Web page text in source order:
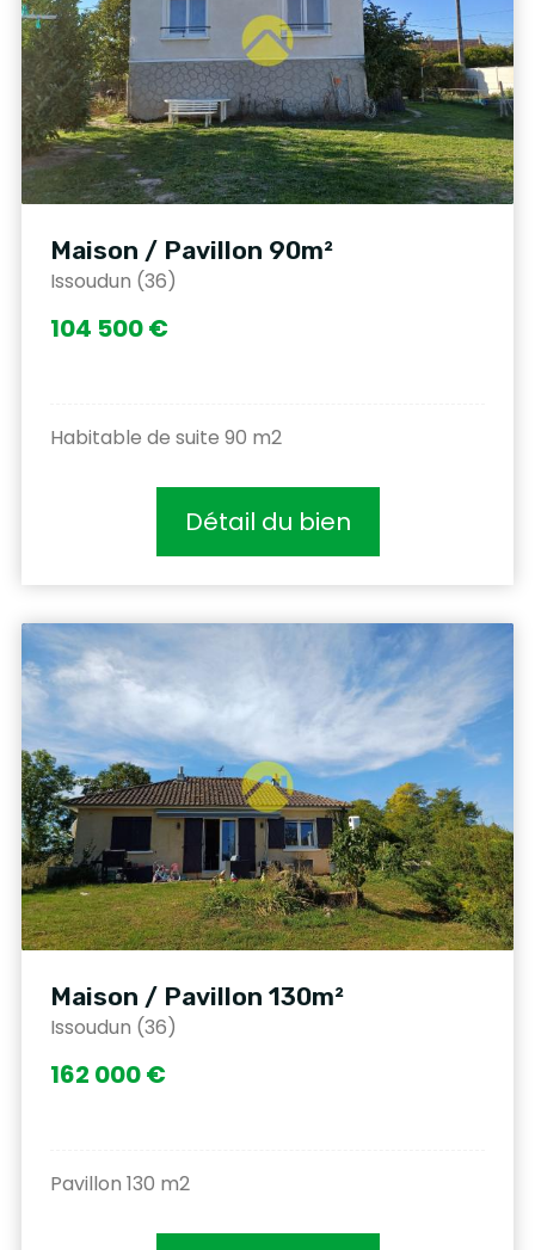
Maison / Pavillon 90m²
Issoudun (36)
104 500 €
Habitable de suite 90 m2
Détail du bien
Maison / Pavillon 130m²
Issoudun (36)
162 000 €
Pavillon 130 m2